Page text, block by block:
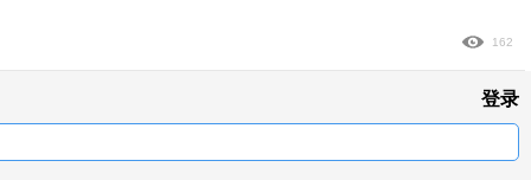
162
登录